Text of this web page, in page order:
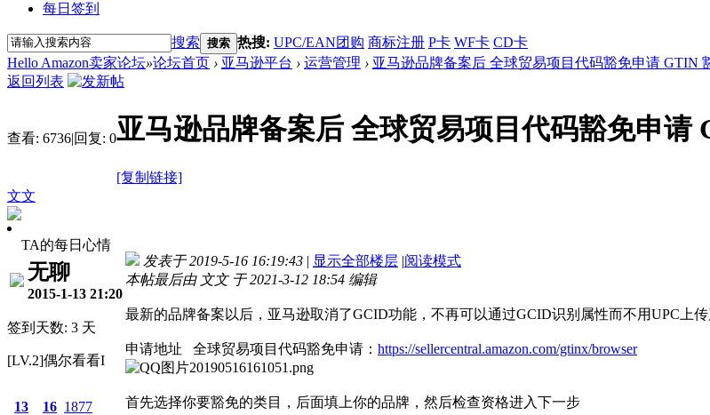
每日签到
搜索 搜索 热搜: UPC/EAN团购 商标注册 P卡 WF卡 CD卡
Hello Amazon卖家论坛»论坛首页 › 亚马逊平台 › 运营管理 › 亚马逊品牌备案后 全球贸易项目代码豁免申请 GTIN
返回列表
查看: 6736|回复: 0亚马逊品牌备案后 全球贸易项目代码豁免申请
[复制链接]
文文
TA的每日心情
无聊
2015-1-13 21:20
签到天数: 3 天
[LV.2]偶尔看看I
13 16 1877
发表于 2019-5-16 16:19:43 | 显示全部楼层 |阅读模式
本帖最后由 文文 于 2021-3-12 18:54 编辑
最新的品牌备案以后，亚马逊取消了GCID功能，不再可以通过GCID识别属性而不用UPC上
申请地址 全球贸易项目代码豁免申请： https://sellercentral.amazon.com/gtinx/browser
首先选择你要豁免的类目，后面填上你的品牌，然后检查资格进入下一步